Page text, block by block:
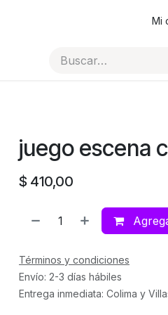
Mi
juego escena
$ 410,00
Términos y condiciones
Envío: 2-3 días hábiles
Entrega inmediata: Colima y